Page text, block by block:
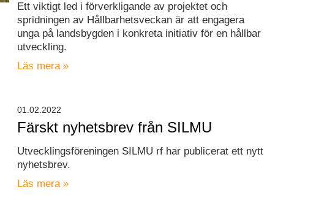
Ett viktigt led i förverkligande av projektet och
spridningen av Hållbarhetsveckan är att engagera
unga på landsbygden i konkreta initiativ för en hållbar
utveckling.
Läs mera »
Färskt nyhetsbrev från SILMU
Utvecklingsföreningen SILMU rf har publicerat ett nytt
nyhetsbrev.
Läs mera »
01.02.2022